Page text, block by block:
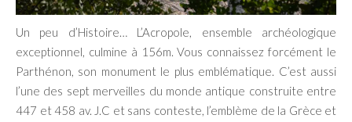
Un peu d’Histoire… L’Acropole, ensemble archéologique
exceptionnel, culmine à 156m. Vous connaissez forcément le
Parthénon, son monument le plus emblématique. C’est aussi
l’une des sept merveilles du monde antique construite entre
447 et 458 av. J.C et sans conteste, l’emblème de la Grèce et